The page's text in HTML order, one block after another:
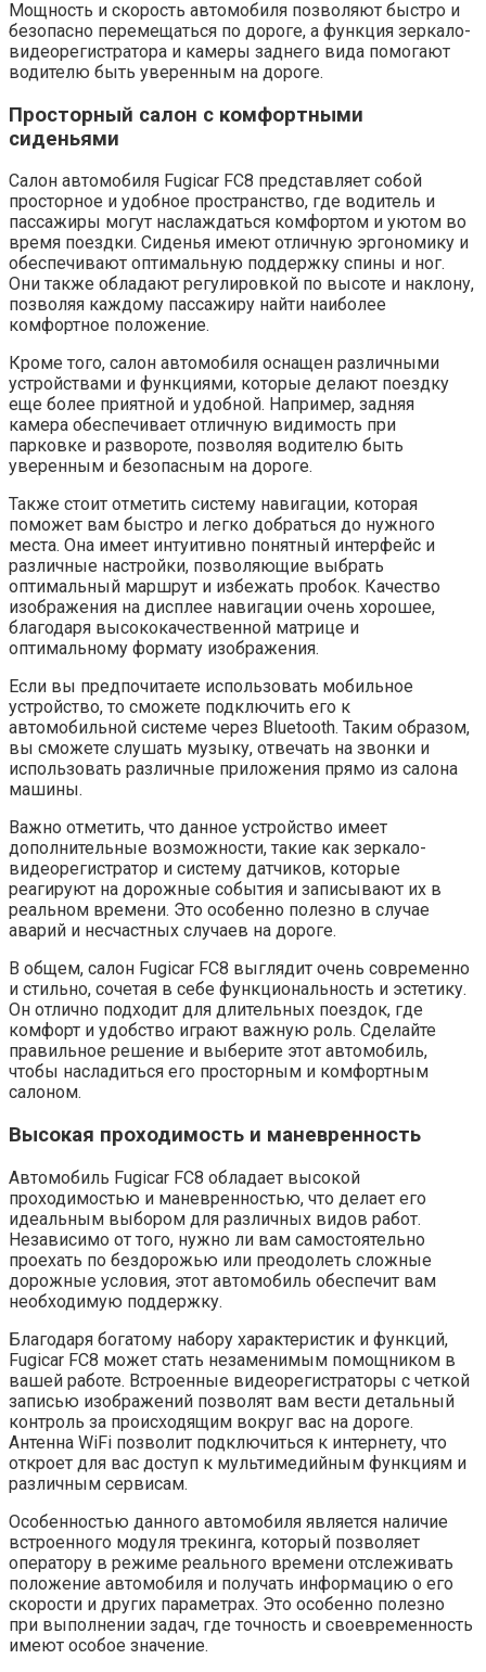
Мощность и скорость автомобиля позволяют быстро и
безопасно перемещаться по дороге, а функция зеркало-
видеорегистратора и камеры заднего вида помогают
водителю быть уверенным на дороге.
Просторный салон с комфортными
сиденьями
Салон автомобиля Fugicar FC8 представляет собой
просторное и удобное пространство, где водитель и
пассажиры могут наслаждаться комфортом и уютом во
время поездки. Сиденья имеют отличную эргономику и
обеспечивают оптимальную поддержку спины и ног.
Они также обладают регулировкой по высоте и наклону,
позволяя каждому пассажиру найти наиболее
комфортное положение.
Кроме того, салон автомобиля оснащен различными
устройствами и функциями, которые делают поездку
еще более приятной и удобной. Например, задняя
камера обеспечивает отличную видимость при
парковке и развороте, позволяя водителю быть
уверенным и безопасным на дороге.
Также стоит отметить систему навигации, которая
поможет вам быстро и легко добраться до нужного
места. Она имеет интуитивно понятный интерфейс и
различные настройки, позволяющие выбрать
оптимальный маршрут и избежать пробок. Качество
изображения на дисплее навигации очень хорошее,
благодаря высококачественной матрице и
оптимальному формату изображения.
Если вы предпочитаете использовать мобильное
устройство, то сможете подключить его к
автомобильной системе через Bluetooth. Таким образом,
вы сможете слушать музыку, отвечать на звонки и
использовать различные приложения прямо из салона
машины.
Важно отметить, что данное устройство имеет
дополнительные возможности, такие как зеркало-
видеорегистратор и систему датчиков, которые
реагируют на дорожные события и записывают их в
реальном времени. Это особенно полезно в случае
аварий и несчастных случаев на дороге.
В общем, салон Fugicar FC8 выглядит очень современно
и стильно, сочетая в себе функциональность и эстетику.
Он отлично подходит для длительных поездок, где
комфорт и удобство играют важную роль. Сделайте
правильное решение и выберите этот автомобиль,
чтобы насладиться его просторным и комфортным
салоном.
Высокая проходимость и маневренность
Автомобиль Fugicar FC8 обладает высокой
проходимостью и маневренностью, что делает его
идеальным выбором для различных видов работ.
Независимо от того, нужно ли вам самостоятельно
проехать по бездорожью или преодолеть сложные
дорожные условия, этот автомобиль обеспечит вам
необходимую поддержку.
Благодаря богатому набору характеристик и функций,
Fugicar FC8 может стать незаменимым помощником в
вашей работе. Встроенные видеорегистраторы с четкой
записью изображений позволят вам вести детальный
контроль за происходящим вокруг вас на дороге.
Антенна WiFi позволит подключиться к интернету, что
откроет для вас доступ к мультимедийным функциям и
различным сервисам.
Особенностью данного автомобиля является наличие
встроенного модуля трекинга, который позволяет
оператору в режиме реального времени отслеживать
положение автомобиля и получать информацию о его
скорости и других параметрах. Это особенно полезно
при выполнении задач, где точность и своевременность
имеют особое значение.